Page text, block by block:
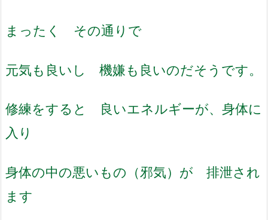
まったく その通りで
元気も良いし 機嫌も良いのだそうです。
修練をすると 良いエネルギーが、身体に
入り
身体の中の悪いもの（邪気）が 排泄され
ます